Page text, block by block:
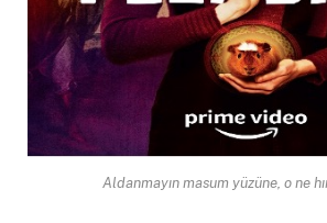
Aldanmayın masum yüzüne, o ne